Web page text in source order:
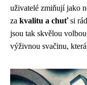
uživatelé zmiňují jako
za kvalitu a chuťsi
jsou tak skvělou
výživnou svačinu,